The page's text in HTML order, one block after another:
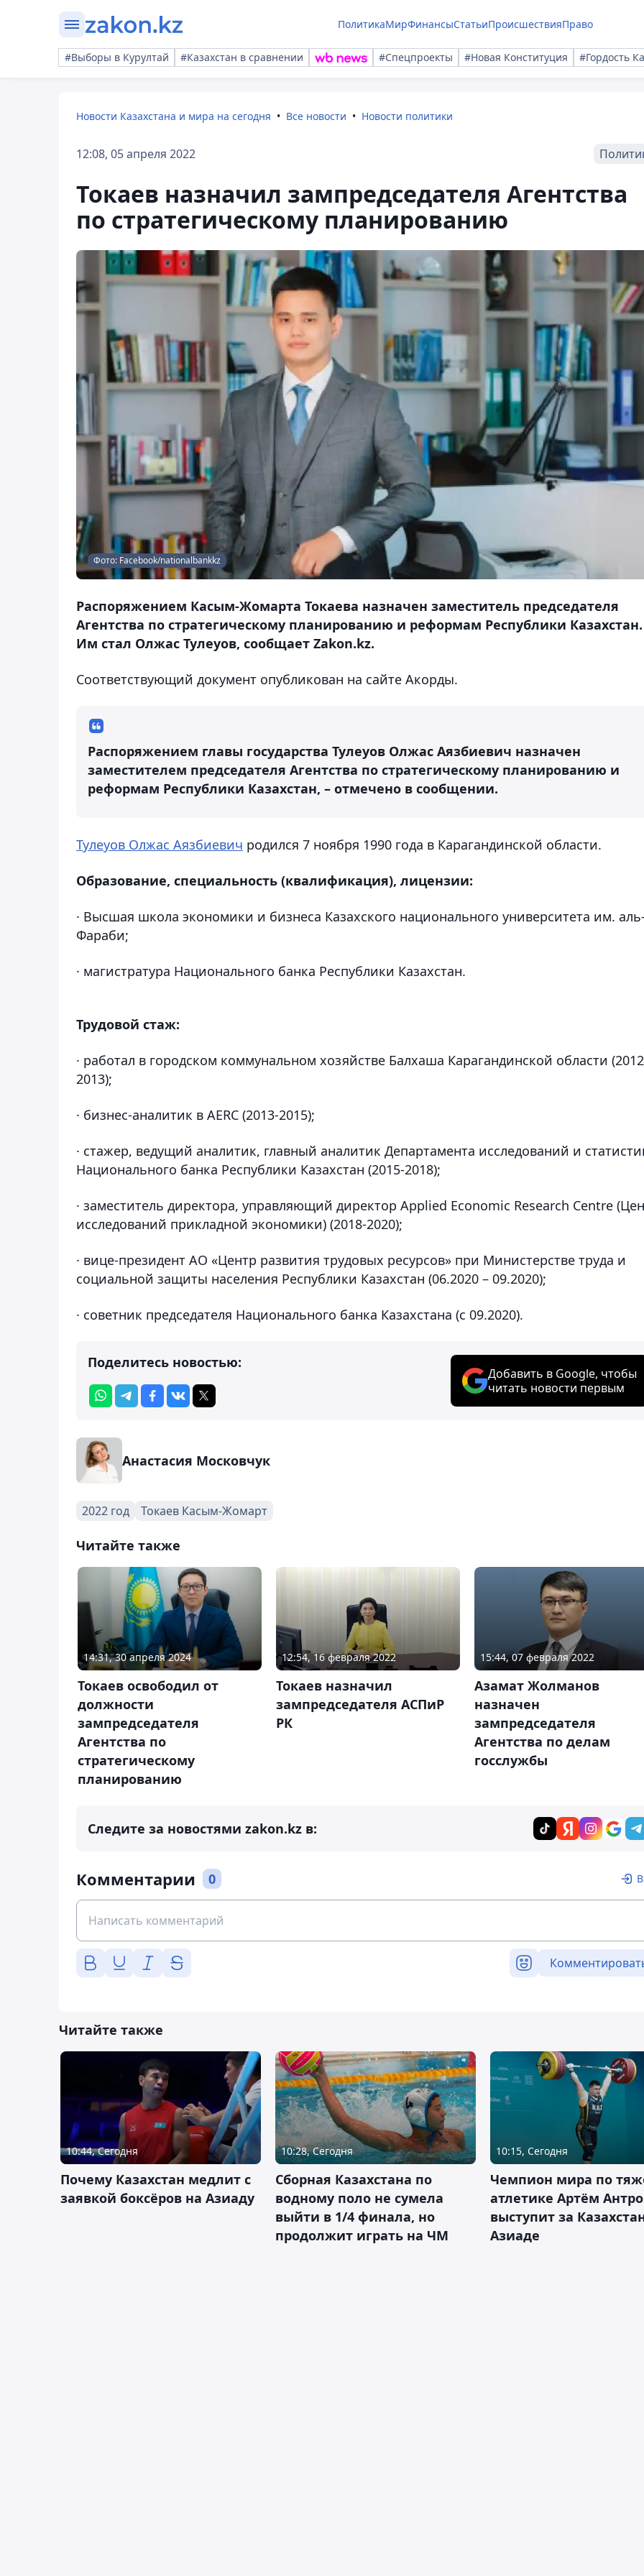
ПолитикаМирФинансыСтатьиПроисшествияПраво
#Выборы в Курултай #Казахстан в сравнении #Спецпроекты #Новая Конституция #Гордость
Новости Казахстана и мира на сегодня Все новости Новости политики
12:08, 05 апреля 2022
Токаев назначил зампредседателя Агентства
по стратегическому планированию
Фото: Facebook/nationalbankkz
Распоряжением Касым-Жомарта Токаева назначен заместитель председателя
Агентства по стратегическому планированию и реформам Республики Казахстан.
Им стал Олжас Тулеуов, сообщает Zakon.kz.
Соответствующий документ опубликован на сайте Акорды.
Распоряжением главы государства Тулеуов Олжас Аязбиевич назначен
заместителем председателя Агентства по стратегическому планированию и
реформам Республики Казахстан, – отмечено в сообщении.
Тулеуов Олжас Аязбиевич родился 7 ноября 1990 года в Карагандинской области.
Образование, специальность (квалификация), лицензии:
· Высшая школа экономики и бизнеса Казахского национального университета им.
Фараби;
· магистратура Национального банка Республики Казахстан.
Трудовой стаж:
· работал в городском коммунальном хозяйстве Балхаша Карагандинской области
2013);
· бизнес-аналитик в AERC (2013-2015);
· стажер, ведущий аналитик, главный аналитик Департамента исследований и
Национального банка Республики Казахстан (2015-2018);
· заместитель директора, управляющий директор Applied Economic Research Centre
исследований прикладной экономики) (2018-2020);
· вице-президент АО «Центр развития трудовых ресурсов» при Министерстве труда и
социальной защиты населения Республики Казахстан (06.2020 – 09.2020);
· советник председателя Национального банка Казахстана (с 09.2020).
Поделитесь новостью:
Добавить в Google, чтобы
читать новости первым
Анастасия Московчук
2022 год Токаев Касым-Жомарт
Читайте также
14:31, 30 апреля 2024
Токаев освободил от
должности
зампредседателя
Агентства по
стратегическому
планированию
12:54, 16 февраля 2022
Токаев назначил
зампредседателя АСПиР
РК
15:44, 07 февраля 2022
Азамат Жолманов
назначен
зампредседателя
Агентства по делам
госслужбы
Следите за новостями zakon.kz в:
Комментарии 0
Читайте также
10:44, Сегодня
Почему Казахстан медлит с
заявкой боксёров на Азиаду
10:28, Сегодня
Сборная Казахстана по
водному поло не сумела
выйти в 1/4 финала, но
продолжит играть на ЧМ
10:15, Сегодня
Чемпион мира по
атлетике Артём
выступит за
Азиаде